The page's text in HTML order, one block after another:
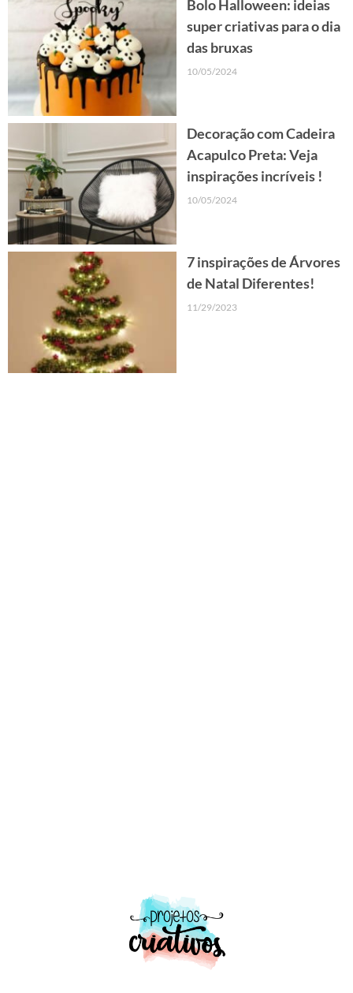
Bolo Halloween: ideias
super criativas para o dia
das bruxas
10/05/2024
Decoração com Cadeira
Acapulco Preta: Veja
inspirações incríveis !
10/05/2024
7 inspirações de Árvores
de Natal Diferentes!
11/29/2023